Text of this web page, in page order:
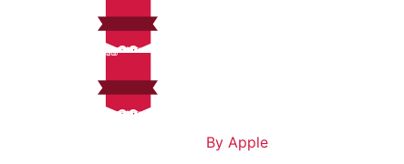
On Sale
¡Sale!
%
Off
38
Ahorra $33$
38%
3
$
On Sale
¡Sale!
%
Off
38
3$
38%
3
$
By Apple